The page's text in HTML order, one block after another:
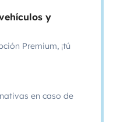
y
Premium, ¡tú
en caso de